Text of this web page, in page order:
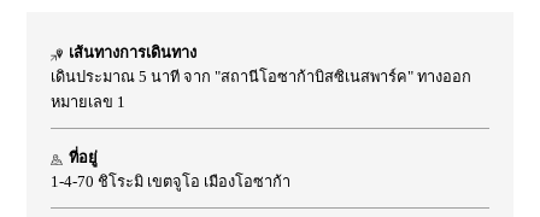
เส้นทางการเดินทาง
เดินประมาณ 5 นาที จาก "สถานีโอซาก้าบิสซิเนสพาร์ค" ทางออก
หมายเลข 1
ที่อยู่
1-4-70 ชิโระมิ เขตจูโอ เมืองโอซาก้า